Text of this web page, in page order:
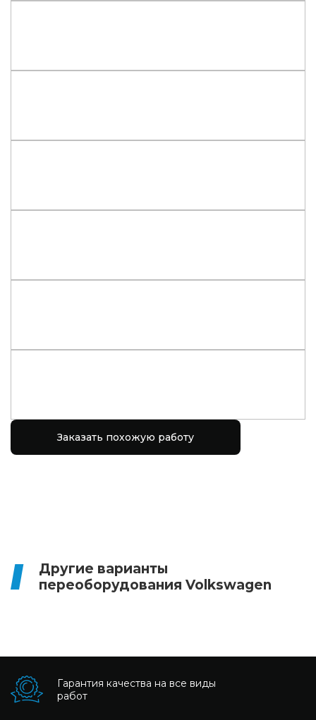
Заказать похожую работу
Другие варианты
переоборудования Volkswagen
Гарантия качества на все виды
работ